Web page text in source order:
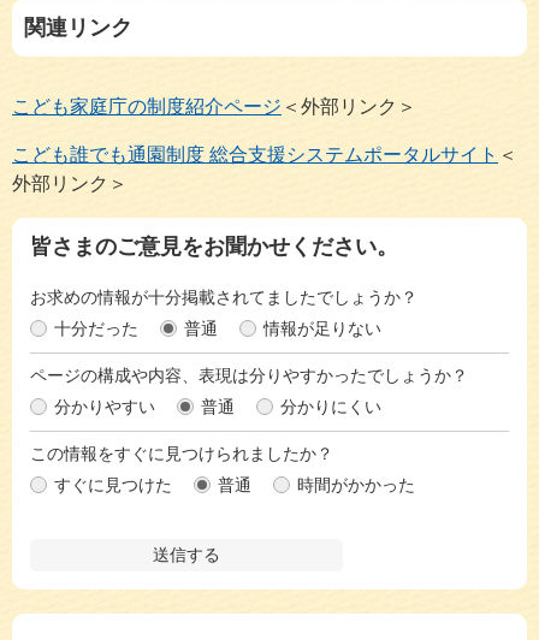
関連リンク
こども家庭庁の制度紹介ページ ＜外部リンク＞
こども誰でも通園制度 総合支援システムポータルサイト ＜
外部リンク＞
皆さまのご意見をお聞かせください。
お求めの情報が十分掲載されてましたでしょうか？
十分だった
普通 情報が足りない
ページの構成や内容、表現は分りやすかったでしょうか？
分かりやすい
普通 分かりにくい
この情報をすぐに見つけられましたか？
すぐに見つけた
普通 時間がかかった